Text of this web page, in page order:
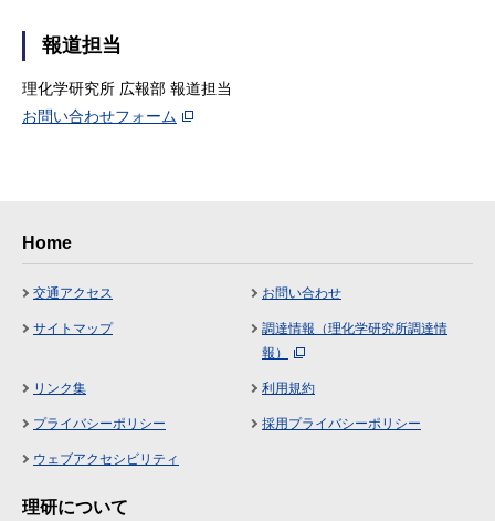
報道担当
理化学研究所 広報部 報道担当
お問い合わせフォーム
Home
交通アクセス お問い合わせ
サイトマップ
調達情報（理化学研究所調達情
報）
リンク集 利用規約
プライバシーポリシー 採用プライバシーポリシー
ウェブアクセシビリティ
理研について